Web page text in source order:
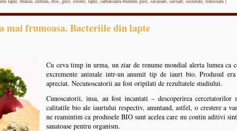
mai frumoasa. Bacteriile din lapte
Cu ceva timp in urma, un ziar de renume mondial alerta lumea ca
excremente animale intr-un anumit tip de iaurt bio. Produsul
apreciat. Necunoscatorii au fost oripilati de rezultatele studiului.
Cunoscatorii, insa, au fost incantati – descoperirea cercetatorilor
calitatile bio ale iaurtului respectiv, anuntand, astfel, o crestere a
ne reamintim ca produsele BIO sunt acelea care nu contin aditivi
sanatoase pentru organism.